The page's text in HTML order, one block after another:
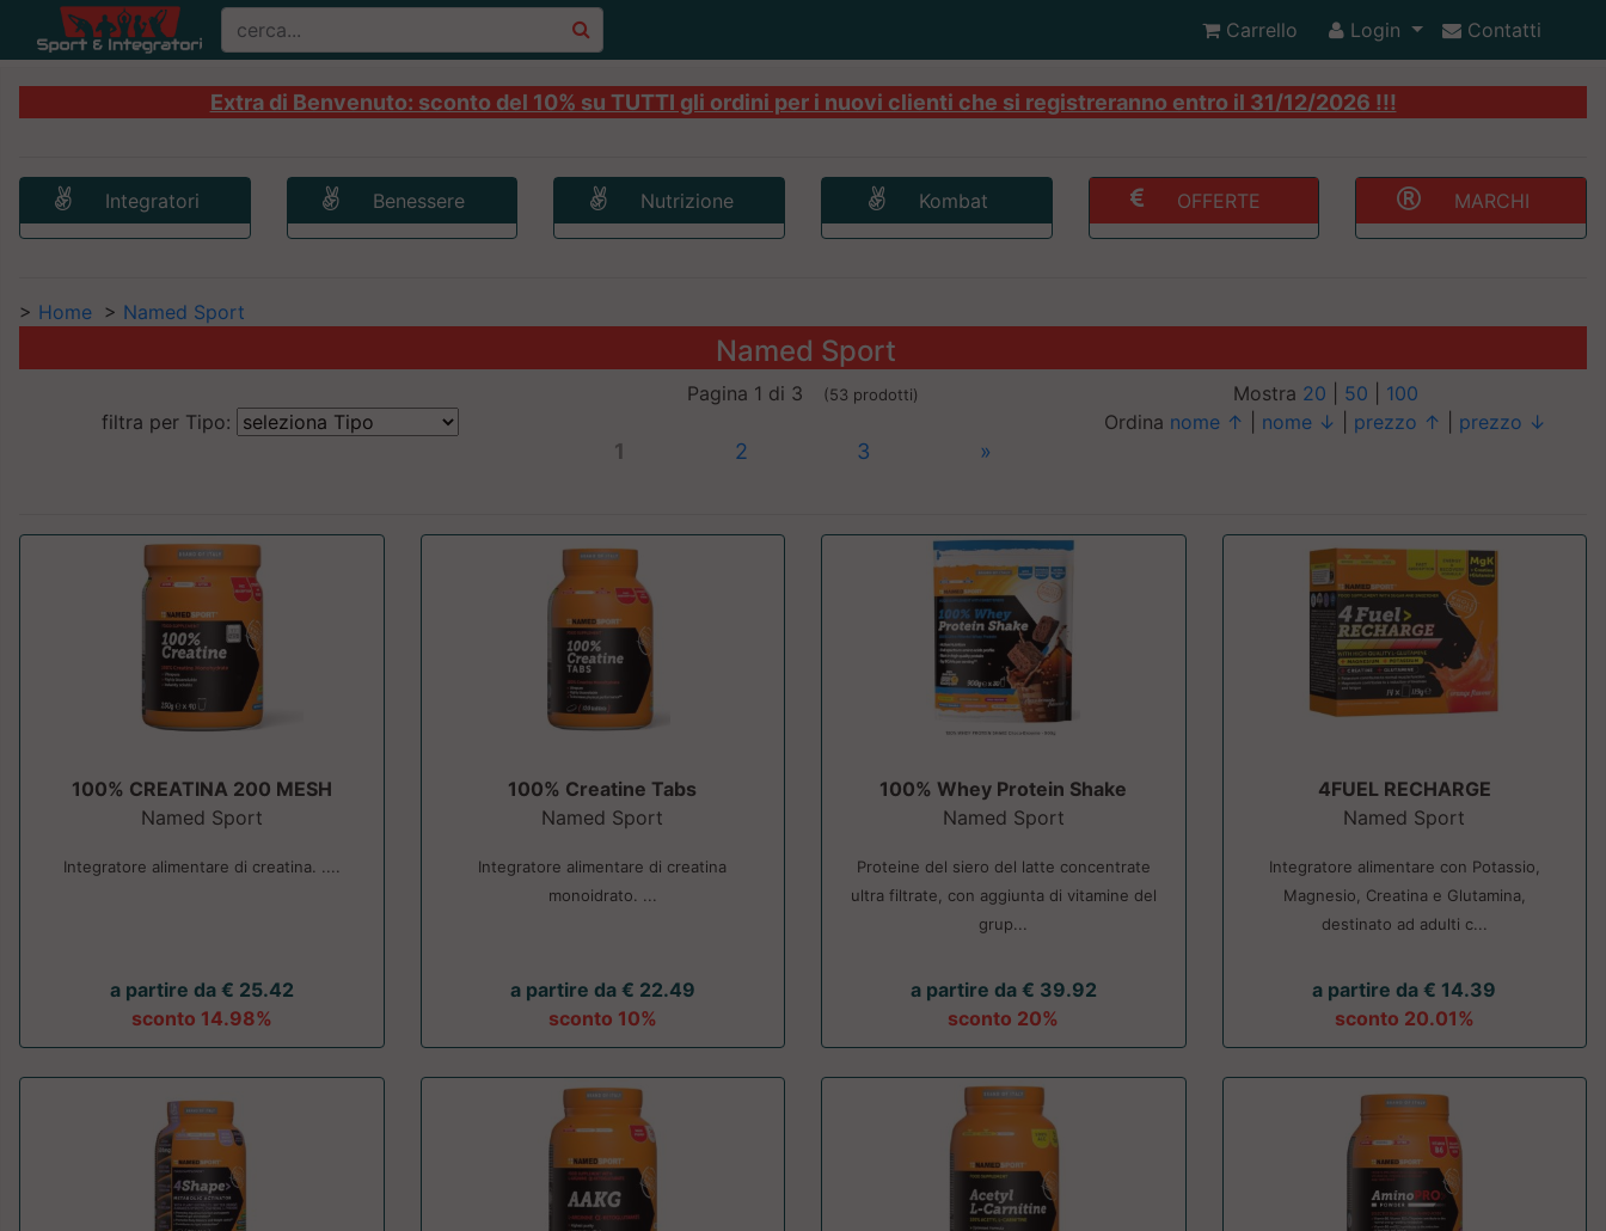
Carrello Login Contatti
Extra di Benvenuto: sconto del 10% su TUTTI gli ordini per i nuovi clienti che si registreranno entro il 31/12/2026 !!!
Integratori Benessere Nutrizione Kombat OFFERTE MARCHI
> Home > Named Sport
Named Sport
filtra per Tipo:
Pagina 1 di 3 (53 prodotti)
1 2 3 »
Mostra 20 50
100
Ordina nome ↑ nome ↓ prezzo ↑ prezzo ↓
100% CREATINA 200 MESH
Named Sport
Integratore alimentare di creatina. ....
a partire da € 25.42
sconto 14.98%
100% Creatine Tabs
Named Sport
Integratore alimentare di creatina
monoidrato. ...
a partire da € 22.49
sconto 10%
100% Whey Protein Shake
Named Sport
Proteine del siero del latte concentrate
ultra filtrate, con aggiunta di vitamine del
grup...
a partire da € 39.92
sconto 20%
4FUEL RECHARGE
Named Sport
Integratore alimentare con Potassio,
Magnesio, Creatina e Glutamina,
destinato ad adulti c...
a partire da € 14.39
sconto 20.01%